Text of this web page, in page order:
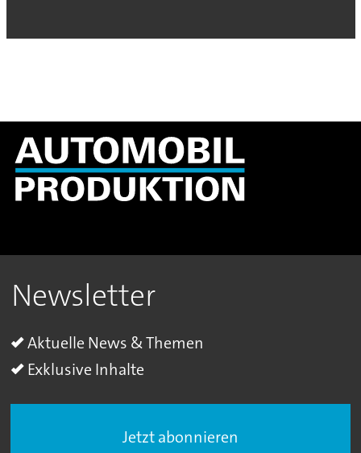
Newsletter
Aktuelle News & Themen
Exklusive Inhalte
Jetzt abonnieren